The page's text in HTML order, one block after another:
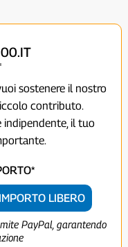
sostenere il nostro
contributo.
il tuo
IMPORTO LIBERO
PayPal, garantendo